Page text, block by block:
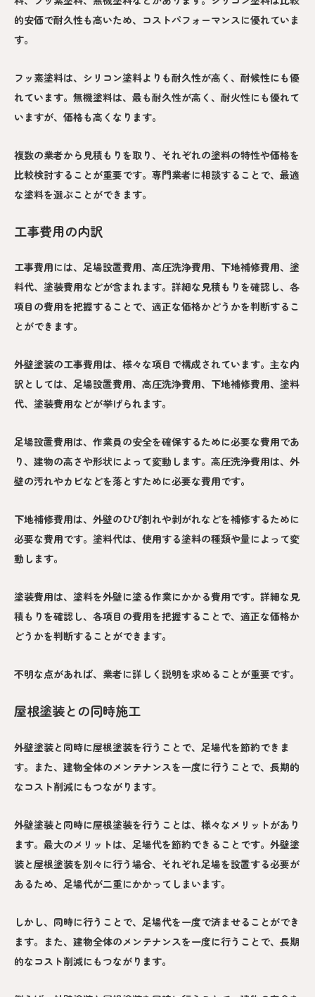
的安価で耐久性も高いため、コストパフォーマンスに優れていま
す。
フッ素塗料は、シリコン塗料よりも耐久性が高く、耐候性にも優
れています。無機塗料は、最も耐久性が高く、耐火性にも優れて
いますが、価格も高くなります。
複数の業者から見積もりを取り、それぞれの塗料の特性や価格を
比較検討することが重要です。専門業者に相談することで、最適
な塗料を選ぶことができます。
工事費用の内訳
工事費用には、足場設置費用、高圧洗浄費用、下地補修費用、塗
料代、塗装費用などが含まれます。詳細な見積もりを確認し、各
項目の費用を把握することで、適正な価格かどうかを判断するこ
とができます。
外壁塗装の工事費用は、様々な項目で構成されています。主な内
訳としては、足場設置費用、高圧洗浄費用、下地補修費用、塗料
代、塗装費用などが挙げられます。
足場設置費用は、作業員の安全を確保するために必要な費用であ
り、建物の高さや形状によって変動します。高圧洗浄費用は、外
壁の汚れやカビなどを落とすために必要な費用です。
下地補修費用は、外壁のひび割れや剥がれなどを補修するために
必要な費用です。塗料代は、使用する塗料の種類や量によって変
動します。
塗装費用は、塗料を外壁に塗る作業にかかる費用です。詳細な見
積もりを確認し、各項目の費用を把握することで、適正な価格か
どうかを判断することができます。
不明な点があれば、業者に詳しく説明を求めることが重要です。
屋根塗装との同時施工
外壁塗装と同時に屋根塗装を行うことで、足場代を節約できま
す。また、建物全体のメンテナンスを一度に行うことで、長期的
なコスト削減にもつながります。
外壁塗装と同時に屋根塗装を行うことは、様々なメリットがあり
ます。最大のメリットは、足場代を節約できることです。外壁塗
装と屋根塗装を別々に行う場合、それぞれ足場を設置する必要が
あるため、足場代が二重にかかってしまいます。
しかし、同時に行うことで、足場代を一度で済ませることができ
ます。また、建物全体のメンテナンスを一度に行うことで、長期
的なコスト削減にもつながります。